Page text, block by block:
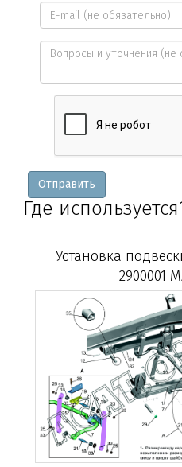
телефон
*
E-
mail
Вопросы
уточнения
Отправить
Где
Установка
2900001